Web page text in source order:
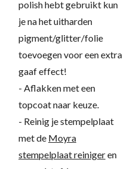
polish hebt gebruikt kun
je na het uitharden
pigment/glitter/folie
toevoegen voor een extra
gaaf effect!
- Aflakken met een
topcoat naar keuze.
- Reinig je stempelplaat
met de Moyra
stempelplaat reinigeren